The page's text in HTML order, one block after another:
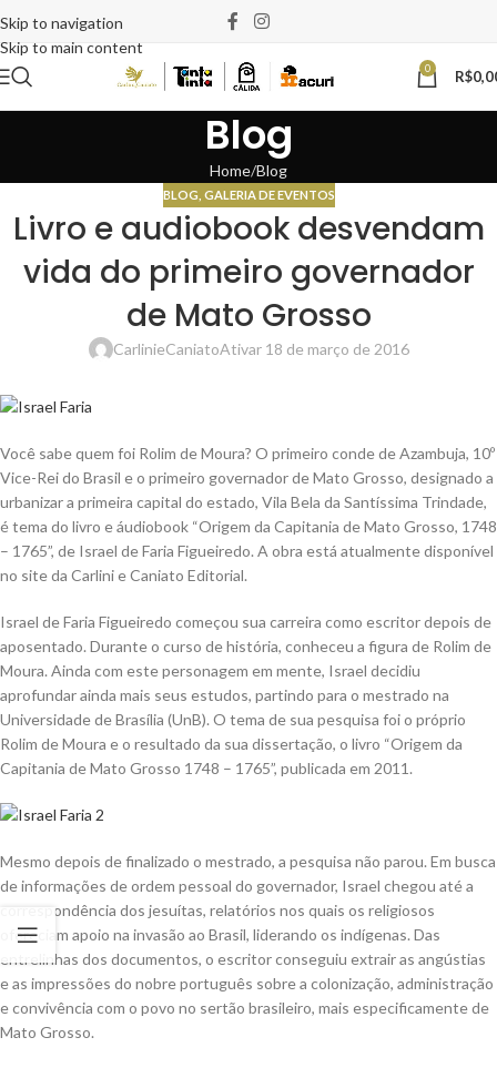
Skip to navigation
Skip to main content
0 R$
Blog
Home Blog
BLOG GALERIA DE EVENTOS
Livro e audiobook desvendam
vida do primeiro governador
de Mato Grosso
CarlinieCaniatoAtivar 18 de março de 2016
Você sabe quem foi Rolim de Moura? O primeiro conde de Azambuja, 10º
Vice-Rei do Brasil e o primeiro governador de Mato Grosso, designado a
urbanizar a primeira capital do estado, Vila Bela da Santíssima Trindade,
é tema do livro e áudiobook “Origem da Capitania de Mato Grosso, 1748
– 1765”, de Israel de Faria Figueiredo. A obra está atualmente disponível
no site da Carlini e Caniato Editorial.
Israel de Faria Figueiredo começou sua carreira como escritor depois de
aposentado. Durante o curso de história, conheceu a figura de Rolim de
Moura. Ainda com este personagem em mente, Israel decidiu
aprofundar ainda mais seus estudos, partindo para o mestrado na
Universidade de Brasília (UnB). O tema de sua pesquisa foi o próprio
Rolim de Moura e o resultado da sua dissertação, o livro “Origem da
Capitania de Mato Grosso 1748 – 1765”, publicada em 2011.
Mesmo depois de finalizado o mestrado, a pesquisa não parou. Em busca
de informações de ordem pessoal do governador, Israel chegou até a
correspondência dos jesuítas, relatórios nos quais os religiosos
ofereciam apoio na invasão ao Brasil, liderando os indígenas. Das
entrelinhas dos documentos, o escritor conseguiu extrair as angústias
e as impressões do nobre português sobre a colonização, administração
e convivência com o povo no sertão brasileiro, mais especificamente de
Mato Grosso.